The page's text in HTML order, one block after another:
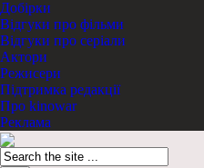
Добірки
Відгуки про фільми
Відгуки про серіали
Актори
Режисери
Підтримка редакції
Про kinowar
Реклама